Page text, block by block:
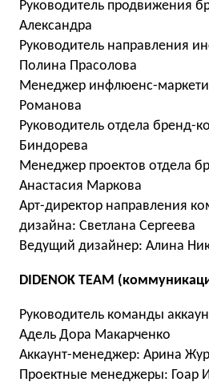
Руководитель продвижения
Александра
Руководитель направления
Полина Прасолова
Менеджер инфлюенс-
Романова
Руководитель отдела бренд-
Биндорева
Менеджер проектов отдела
Анастасия Маркова
Арт-директор направления
дизайна: Светлана Сергеева
Ведущий дизайнер: Алина
DIDENOK TEAM
Руководитель команды
Адель Дора Макарченко
Аккаунт-менеджер: Арина
Проектные менеджеры: Гоар